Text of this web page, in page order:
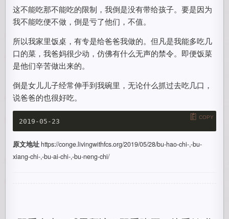
这不能吃那不能吃的限制，我倒是没有带给孩子。要是因为
我不能吃便不做，倒是亏了他们，不值。
所以我家里饭桌，有专是给爸爸我做的。但凡是我能多吃几
口的菜，我爸妈很少动，仿佛有什么无声的禁令。即便饭菜
是他们辛苦做出来的。
倒是女儿儿子经常伸手到我碗里，无论什么抓过去吃几口，
说爸爸的也很好吃。
COPY
原文地址https://conge.livingwithfcs.org/2019/05/28/bu-hao-chi-,-bu-
xiang-chi-,-bu-ai-chi-,-bu-neng-chi/